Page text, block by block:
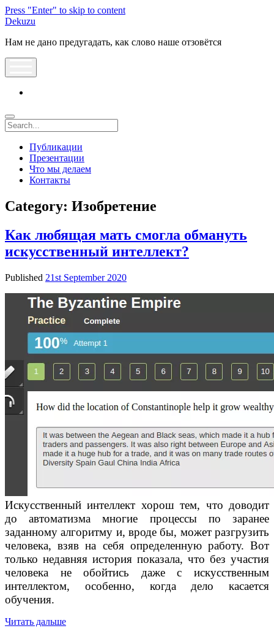
Press "Enter" to skip to content
Dekuzu
Нам не дано предугадать, как слово наше отзовётся
Search
Публикации
Презентации
Что мы делаем
Контакты
Category: Изобретение
Как любящая мать смогла обмануть
искусственный интеллект?
Published 21st September 2020
Искусственный интеллект хорош тем, что доводит
до автоматизма многие процессы по заранее
заданному алгоритму и, вроде бы, может разгрузить
человека, взяв на себя определенную работу. Вот
только недавняя история показала, что без участия
человека не обойтись даже с искусственным
интеллектом, особенно, когда дело касается
обучения.
Читать дальшеКак